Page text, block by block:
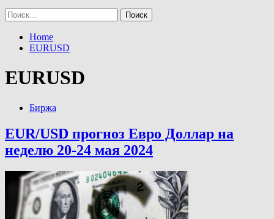
Найти:
Home
EURUSD
EURUSD
Биржа
EUR/USD прогноз Евро Доллар на
неделю 20-24 мая 2024